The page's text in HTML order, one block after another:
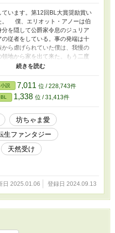
います。第12回BL大賞奨励賞い
。 僕、エリオット・アノーは伯
分を隠して公爵家令息のジュリア
の従者をしている。事の発端は十
ら虐げられていた僕は、我慢の
領地から家を出て来た。もう二度
いと己の身分を捨て、心機一転王
たものの、現実は厳しく死にかけ
格好でフラフラと彷徨っている所
のが完璧貴公子ジュリアスだ。
った時、不思議な感覚を覚え
のジュリアスって人…会ったこと
？その瞬間突然閃く！ 「ここっ
、BLゲームの世界じゃない？お
愛の推し〜ジュリアス様！」 知
ームの中の名も無き登場人物に転
ていた僕は、命の恩人である坊ち
しようと奔走する。そして大好き
ントも近くで楽しんじゃうもん
ク！ だけど何で…全然シナリオ
んですけど。坊ちゃまってば、僕
事がありますがご了承下さい。
小説 7,011 位 / 228,743件
BL 1,338 位 / 31,413件
坊ちゃま愛
生ファンタジー
天然受け
日 2025.01.06 登録日 2024.09.13